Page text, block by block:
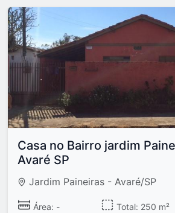
Casa no Bairro jardim
Avaré SP
Jardim Paineiras - Avaré/SP
Área: - Total: 250 m²